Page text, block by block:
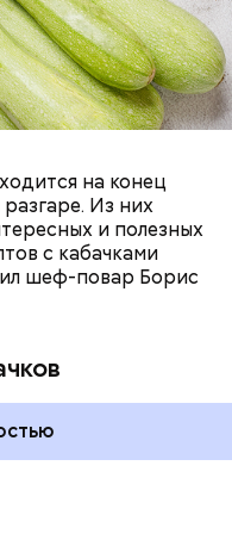
на конец
Из них
и полезных
с кабачками
шеф-повар Борис
зубы, волосы и
действие;
рассказал,
где используют
от него не будет.
человека, тем
вероятность
—